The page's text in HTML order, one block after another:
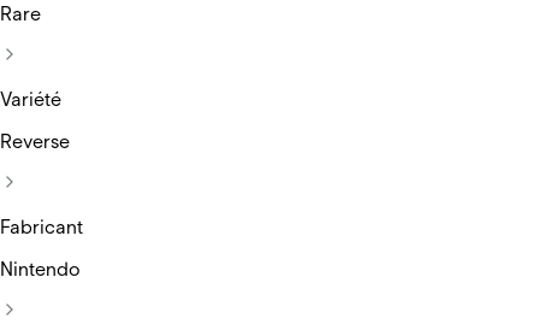
Rare
Variété
Reverse
Fabricant
Nintendo